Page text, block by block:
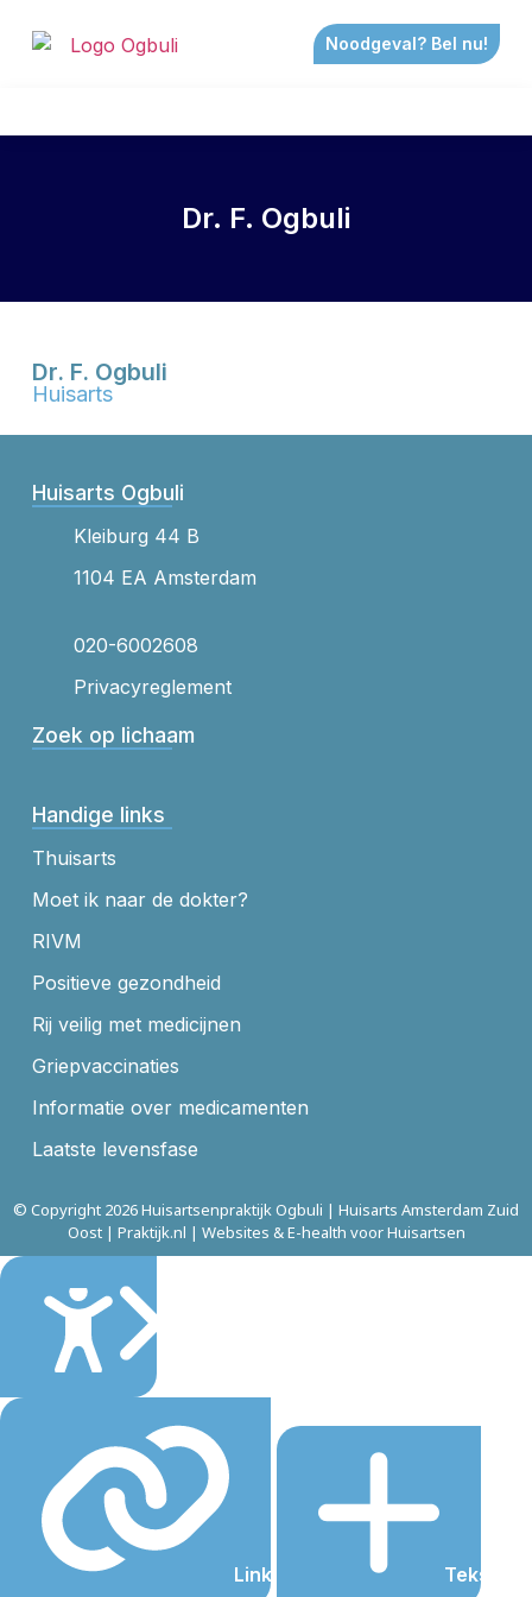
Noodgeval? Bel nu!
Dr. F. Ogbuli
Dr. F. Ogbuli
Huisarts
Huisarts Ogbuli
Kleiburg 44 B
1104 EA Amsterdam
020-6002608
Privacyreglement
Zoek op lichaam
Handige links
Thuisarts
Moet ik naar de dokter?
RIVM
Positieve gezondheid
Rij veilig met medicijnen
Griepvaccinaties
Informatie over medicamenten
Laatste levensfase
© Copyright 2026 Huisartsenpraktijk Ogbuli | Huisarts Amsterdam Zuid
Oost | Praktijk.nl | Websites & E-health voor Huisartsen
Links onderstrepen Tekst